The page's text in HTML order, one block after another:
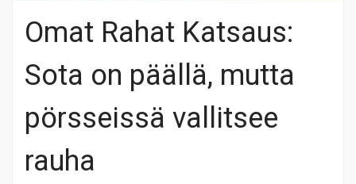
Omat Rahat Katsaus:
Sota on päällä, mutta
pörsseissä vallitsee
rauha